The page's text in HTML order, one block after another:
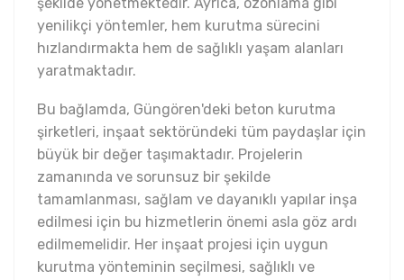
yenilikçi yöntemler, hem kurutma sürecini
hızlandırmakta hem de sağlıklı yaşam alanları
yaratmaktadır.
Bu bağlamda, Güngören'deki beton kurutma
şirketleri, inşaat sektöründeki tüm paydaşlar için
büyük bir değer taşımaktadır. Projelerin
zamanında ve sorunsuz bir şekilde
tamamlanması, sağlam ve dayanıklı yapılar inşa
edilmesi için bu hizmetlerin önemi asla göz ardı
edilmemelidir. Her inşaat projesi için uygun
kurutma yönteminin seçilmesi, sağlıklı ve